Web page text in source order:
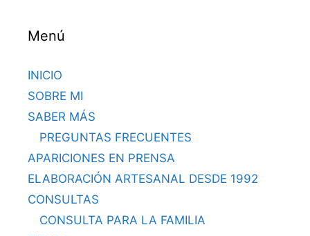
Menú
INICIO
SOBRE MI
SABER MÁS
PREGUNTAS FRECUENTES
APARICIONES EN PRENSA
ELABORACIÓN ARTESANAL DESDE 1992
CONSULTAS
CONSULTA PARA LA FAMILIA